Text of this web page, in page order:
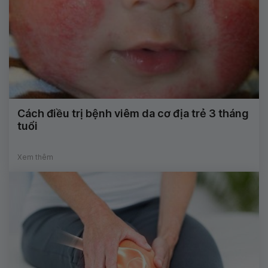
Cách điều trị bệnh viêm da cơ địa trẻ 3 tháng
tuổi
Xem thêm